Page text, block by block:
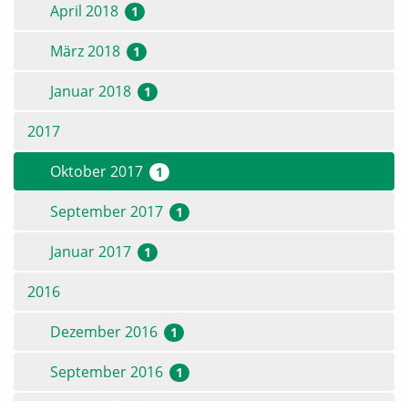
April 2018 1
März 2018 1
Januar 2018 1
2017
Oktober 2017
1
September 2017 1
Januar 2017 1
2016
Dezember 2016
1
September 2016 1